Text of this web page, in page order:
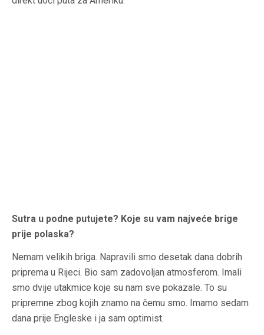
Sutra u podne putujete? Koje su vam najveće brige
prije polaska?
Nemam velikih briga. Napravili smo desetak dana dobrih
priprema u Rijeci. Bio sam zadovoljan atmosferom. Imali
smo dvije utakmice koje su nam sve pokazale. To su
pripremne zbog kojih znamo na čemu smo. Imamo sedam
dana prije Engleske i ja sam optimist.